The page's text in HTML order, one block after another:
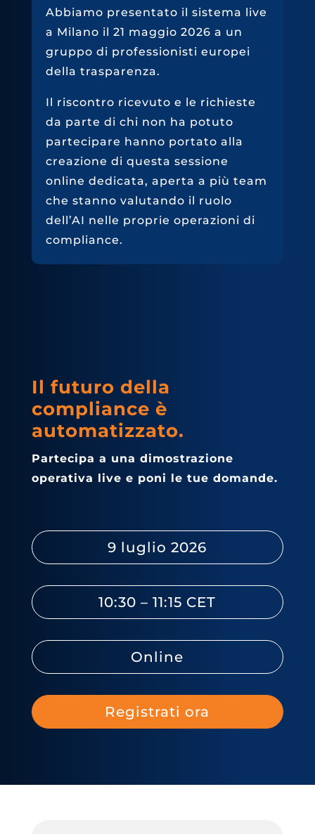
Abbiamo presentato il sistema live
a Milano il 21 maggio 2026 a un
gruppo di professionisti europei
della trasparenza.
Il riscontro ricevuto e le richieste
da parte di chi non ha potuto
partecipare hanno portato alla
creazione di questa sessione
online dedicata, aperta a più team
che stanno valutando il ruolo
dell’AI nelle proprie operazioni di
compliance.
Il futuro della
compliance è
automatizzato.
Partecipa a una dimostrazione
operativa live e poni le tue domande.
9 luglio 2026
10:30 – 11:15 CET
Online
Registrati ora